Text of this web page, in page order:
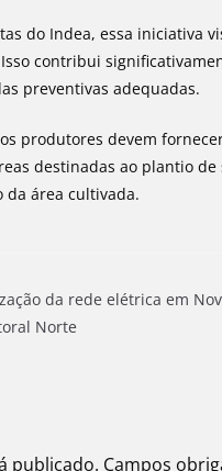
do Indea, essa iniciativa
contribui
preventivas adequadas.
produtores devem
destinadas ao plantio
da área cultivada.
da rede elétrica em
Norte
publicado. Campos